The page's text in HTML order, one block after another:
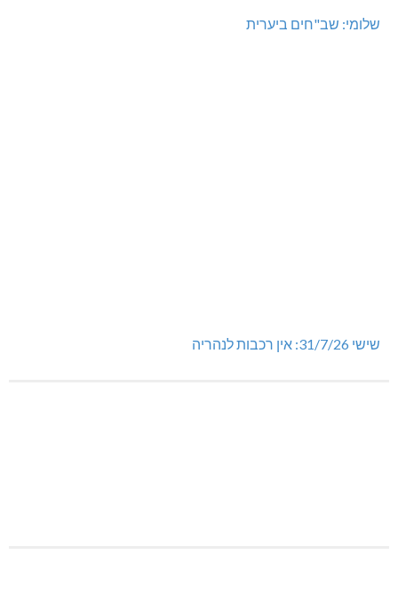
שלומי: שב"חים ביערית
שישי 31/7/26: אין רכבות לנהריה